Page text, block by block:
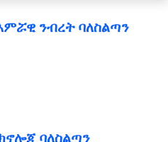
ንብረት ባለስልጣን
ባለስልጣን